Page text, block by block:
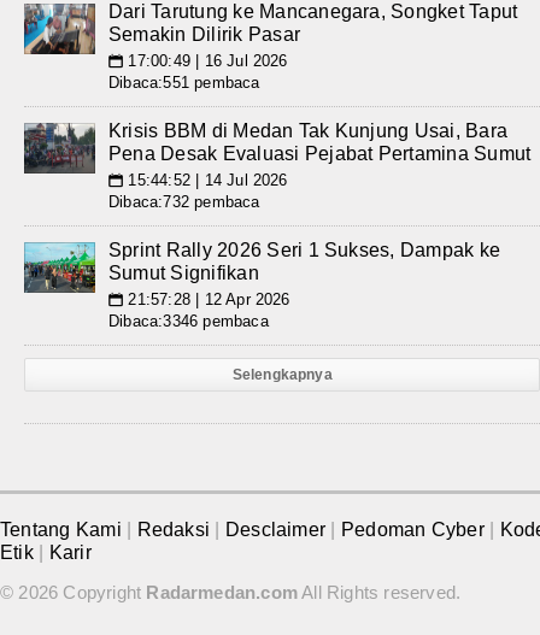
Dari Tarutung ke Mancanegara, Songket Taput
Semakin Dilirik Pasar
📅 17:00:49 | 16 Jul 2026
Dibaca:551 pembaca
Krisis BBM di Medan Tak Kunjung Usai, Bara
Pena Desak Evaluasi Pejabat Pertamina Sumut
📅 15:44:52 | 14 Jul 2026
Dibaca:732 pembaca
Sprint Rally 2026 Seri 1 Sukses, Dampak ke
Sumut Signifikan
📅 21:57:28 | 12 Apr 2026
Dibaca:3346 pembaca
Selengkapnya
Tentang Kami Redaksi Desclaimer Pedoman Cyber
Etik
Karir
© 2026 Copyright Radarmedan.comAll Rights reserved.